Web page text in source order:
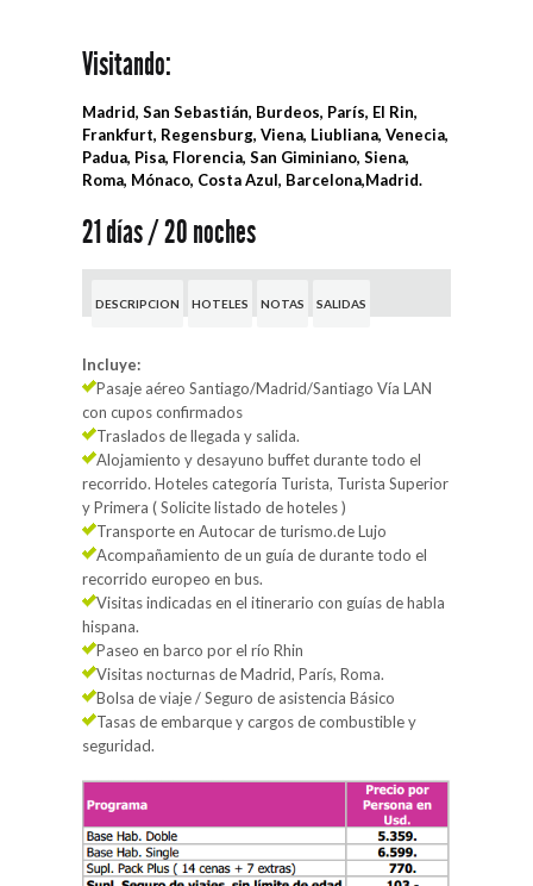
Visitando:
Madrid, San Sebastián, Burdeos, París, El Rin,
Frankfurt, Regensburg, Viena, Liubliana, Venecia,
Padua, Pisa, Florencia, San Giminiano, Siena,
Roma, Mónaco, Costa Azul, Barcelona,Madrid.
21 días / 20 noches
DESCRIPCION HOTELES NOTAS SALIDAS
Incluye:
Pasaje aéreo Santiago/Madrid/Santiago Vía LAN
con cupos confirmados
Traslados de llegada y salida.
Alojamiento y desayuno buffet durante todo el
recorrido. Hoteles categoría Turista, Turista Superior
y Primera ( Solicite listado de hoteles )
Transporte en Autocar de turismo.de Lujo
Acompañamiento de un guía de durante todo el
recorrido europeo en bus.
Visitas indicadas en el itinerario con guías de habla
hispana.
Paseo en barco por el río Rhin
Visitas nocturnas de Madrid, París, Roma.
Bolsa de viaje / Seguro de asistencia Básico
Tasas de embarque y cargos de combustible y
seguridad.